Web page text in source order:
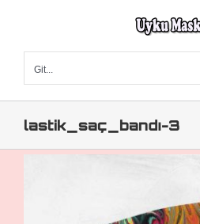
Git...
lastik_saç_bandı-3